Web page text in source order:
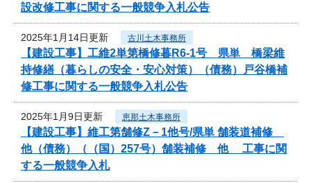
設改修工事に関する一般競争入札公告
2025年1月14日更新 古川土木事務所
【建設工事】工維2単第橋修暮R6-1号 県単 橋梁維
持修繕（暮らしの安全・安心対策）（債務）戸谷橋補
修工事に関する一般競争入札公告
2025年1月9日更新 恵那土木事務所
【建設工事】維工第舗修Z－1他号/県単 舗装道補修
他（債務）（（国）257号）舗装補修 他 工事に関
する一般競争入札